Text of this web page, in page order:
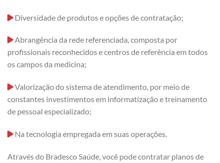
Diversidade de produtos e opções de contratação;
Abrangência da rede referenciada, composta por
profissionais reconhecidos e centros de referência em todos
os campos da medicina;
Valorização do sistema de atendimento, por meio de
constantes investimentos em informatização e treinamento
de pessoal especializado;
Na tecnologia empregada em suas operações.
Através do Bradesco Saúde, você pode contratar planos de